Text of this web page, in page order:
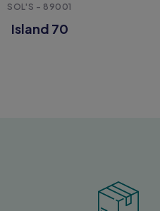
SOL'S - 89001
Island 70